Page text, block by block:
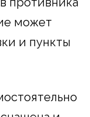
может
и пункты